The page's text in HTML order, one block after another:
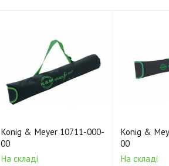
Konig & Meyer 10711-000-
00
На складі
Konig &
00
На складі